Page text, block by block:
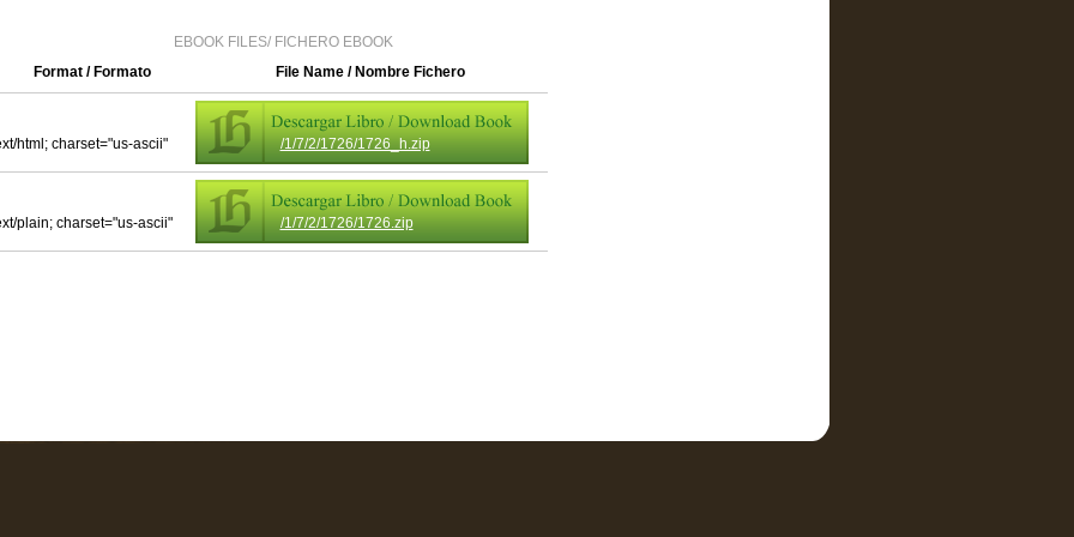
EBOOK FILES/ FICHERO EBOOK
Format / Formato
File Name / Nombre Fichero
html; charset="us-ascii" /1/7/2/1726/1726_h.zip
plain; charset="us-ascii" /1/7/2/1726/1726.zip